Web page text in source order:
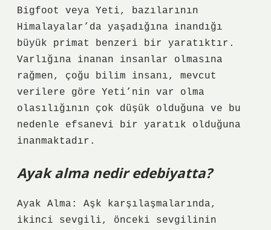
Bigfoot veya Yeti, bazılarının
Himalayalar’da yaşadığına inandığı
büyük primat benzeri bir yaratıktır.
Varlığına inanan insanlar olmasına
rağmen, çoğu bilim insanı, mevcut
verilere göre Yeti’nin var olma
olasılığının çok düşük olduğuna ve bu
nedenle efsanevi bir yaratık olduğuna
inanmaktadır.
Ayak alma nedir edebiyatta?
Ayak Alma: Aşk karşılaşmalarında,
ikinci sevgili, önceki sevgilinin